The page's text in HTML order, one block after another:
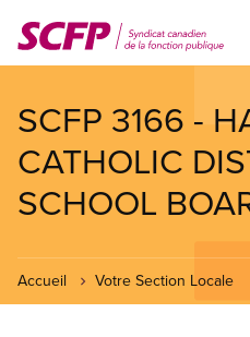
au
contenu
SCFP 3166 -
CATHOLIC
SCHOOL
Accueil Votre Section Locale